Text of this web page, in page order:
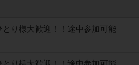
り様大歓迎！！途中参加可能